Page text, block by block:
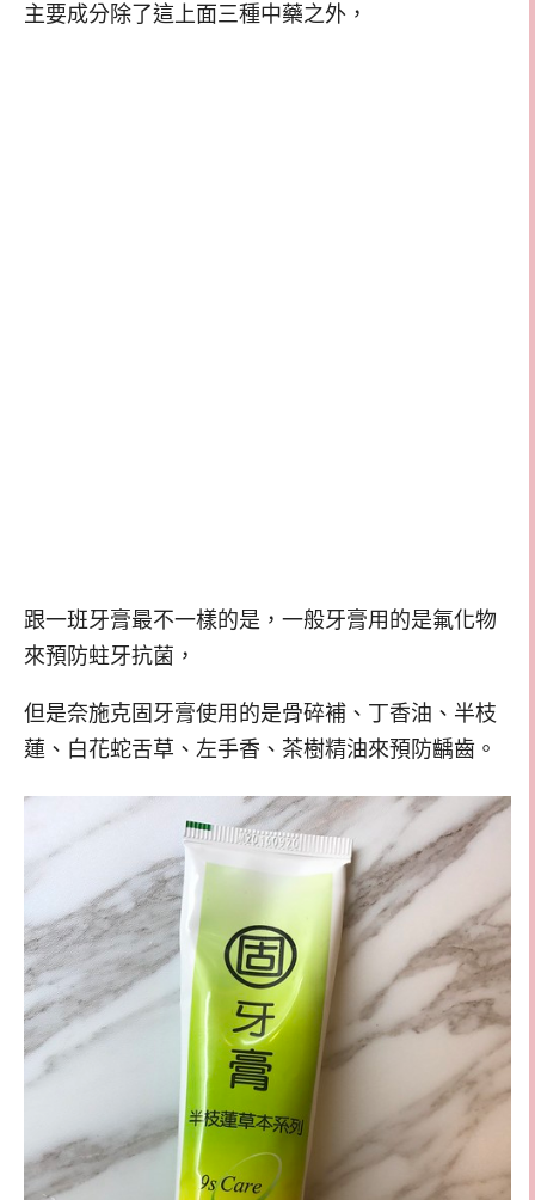
主要成分除了這上面三種中藥之外，
跟一班牙膏最不一樣的是，一般牙膏用的是氟化物
來預防蛀牙抗菌，
但是奈施克固牙膏使用的是骨碎補、丁香油、半枝
蓮、白花蛇舌草、左手香、茶樹精油來預防齲齒。